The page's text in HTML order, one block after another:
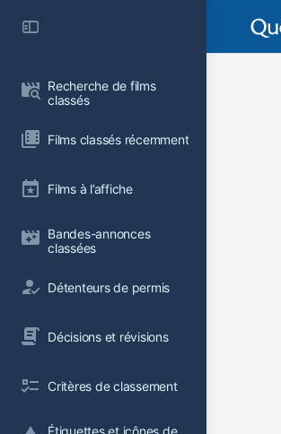
Recherche de films
classés
Films classés récemment
Films à l’affiche
Bandes-annonces
classées
Détenteurs de permis
Décisions et révisions
Critères de classement
Étiquettes et icônes de